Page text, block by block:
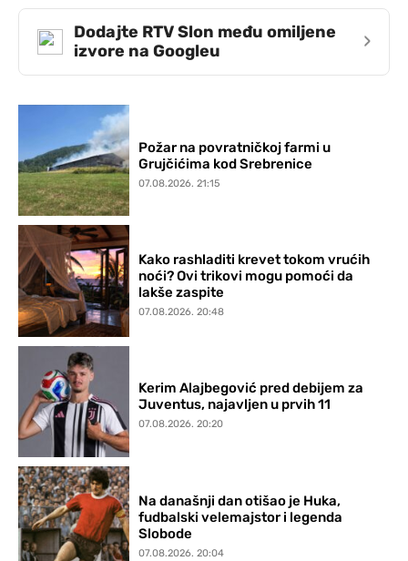
Dodajte RTV Slon među omiljene
izvore na Googleu
›
Požar na povratničkoj farmi u
Grujčićima kod Srebrenice
07.08.2026. 21:15
Kako rashladiti krevet tokom vrućih
noći? Ovi trikovi mogu pomoći da
lakše zaspite
07.08.2026. 20:48
Kerim Alajbegović pred debijem za
Juventus, najavljen u prvih 11
07.08.2026. 20:20
Na današnji dan otišao je Huka,
fudbalski velemajstor i legenda
Slobode
07.08.2026. 20:04